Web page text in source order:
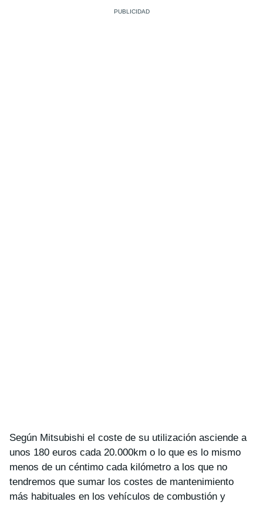
Según Mitsubishi el coste de su utilización asciende a
unos 180 euros cada 20.000km o lo que es lo mismo
menos de un céntimo cada kilómetro a los que no
tendremos que sumar los costes de mantenimiento
más habituales en los vehículos de combustión y